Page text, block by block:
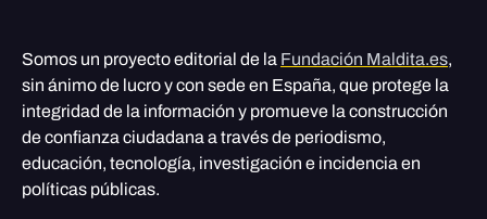
Somos un proyecto editorial de la Fundación Maldita.es,
sin ánimo de lucro y con sede en España, que protege la
integridad de la información y promueve la construcción
de confianza ciudadana a través de periodismo,
educación, tecnología, investigación e incidencia en
políticas públicas.